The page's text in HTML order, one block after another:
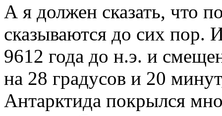
А я должен сказать, что
сказываются до сих пор.
9612 года до н.э. и
на 28 градусов и 20
Антарктида покрылся